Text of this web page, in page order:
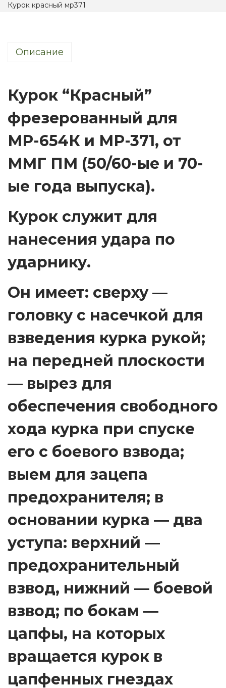
Курок красный мр371
Описание
Курок “Красный”
фрезерованный для
МР-654К и МР-371, от
ММГ ПМ (50/60-ые и 70-
ые года выпуска).
Курок служит для
нанесения удара по
ударнику.
Он имеет: сверху —
головку с насечкой для
взведения курка рукой;
на передней плоскости
— вырез для
обеспечения свободного
хода курка при спуске
его с боевого взвода;
выем для зацепа
предохранителя; в
основании курка — два
уступа: верхний —
предохранительный
взвод, нижний — боевой
взвод; по бокам —
цапфы, на которых
вращается курок в
цапфенных гнездах